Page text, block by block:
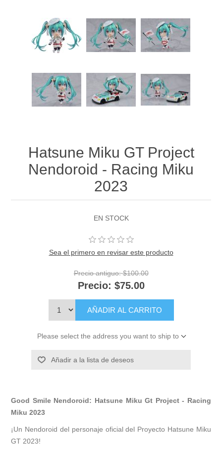
Hatsune Miku GT Project
Nendoroid - Racing Miku
2023
EN STOCK
Sea el primero en revisar este producto
Precio antiguo: $100.00
Precio: $75.00
AÑADIR AL CARRITO
Please select the address you want to ship to
Añadir a la lista de deseos
Good Smile Nendoroid: Hatsune Miku Gt Project - Racing
Miku 2023
¡Un Nendoroid del personaje oficial del Proyecto Hatsune Miku
GT 2023!